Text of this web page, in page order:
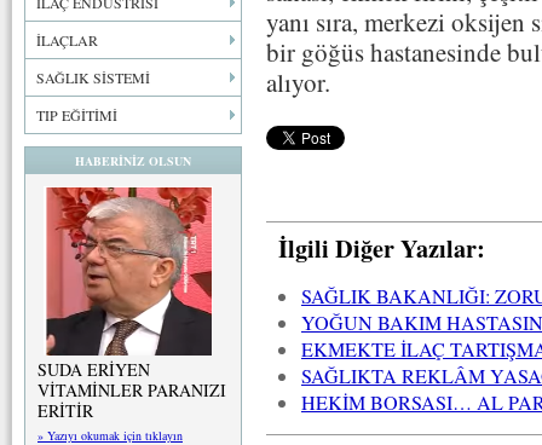
İLAÇLAR
SAĞLIK SİSTEMİ
TIP EĞİTİMİ
HABERİNİZ OLSUN
SUDA ERİYEN
VİTAMİNLER PARANIZI
ERİTİR
» Yazıyı okumak için tıklayın
yanı sıra, merkezi
bir göğüs hastanesinde
alıyor.
İlgili Diğer Yazılar:
SAĞLIK BAKANLIĞI:
YOĞUN BAKIM
EKMEKTE İLAÇ
SAĞLIKTA REKLÂM
HEKİM BORSASI… AL